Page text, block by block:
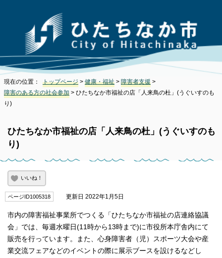
現在の位置： トップページ > 健康・福祉 > 障害者支援 >
障害のある方の社会参加 > ひたちなか市福祉の店「人来鳥の杜」(うぐいすのも
り)
ひたちなか市福祉の店「人来鳥の杜」(うぐいすのも
り)
いいね！
ページID1005318 更新日 2022年1月5日
市内の障害福祉事業所でつくる「ひたちなか市福祉の店連絡協議
会」では、毎週水曜日(11時から13時まで)に市役所本庁舎内にて
販売を行っています。また、心身障害者（児）スポーツ大会や産
業交流フェアなどのイベントの際に展示ブースを設けるなどし